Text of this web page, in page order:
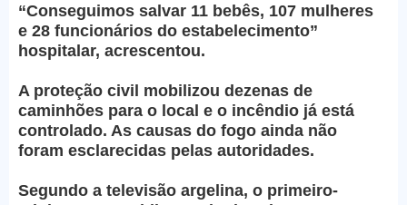
“Conseguimos salvar 11 bebês, 107 mulheres
e 28 funcionários do estabelecimento”
hospitalar, acrescentou.
A proteção civil mobilizou dezenas de
caminhões para o local e o incêndio já está
controlado. As causas do fogo ainda não
foram esclarecidas pelas autoridades.
Segundo a televisão argelina, o primeiro-